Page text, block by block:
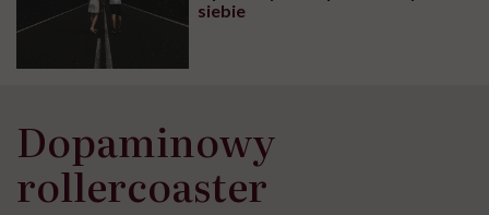
siebie
Dopaminowy
rollercoaster